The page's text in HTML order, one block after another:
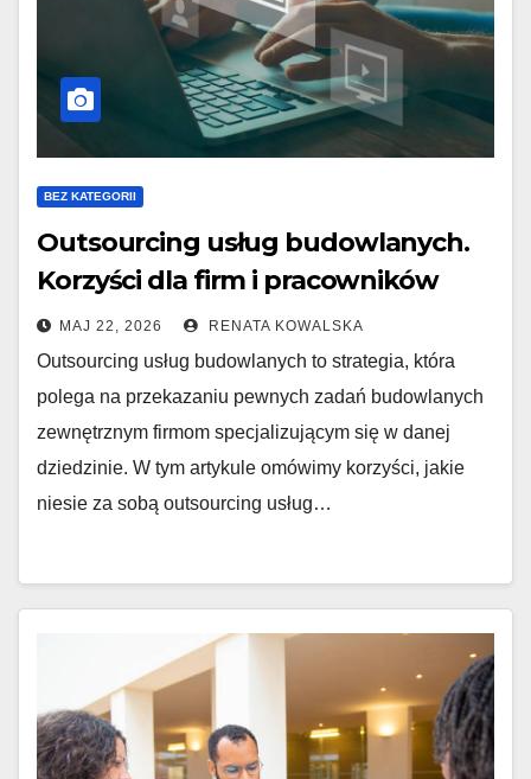
BEZ KATEGORII
Outsourcing usług budowlanych.
Korzyści dla firm i pracowników
MAJ 22, 2026 RENATA KOWALSKA
Outsourcing usług budowlanych to strategia, która
polega na przekazaniu pewnych zadań budowlanych
zewnętrznym firmom specjalizującym się w danej
dziedzinie. W tym artykule omówimy korzyści, jakie
niesie za sobą outsourcing usług…